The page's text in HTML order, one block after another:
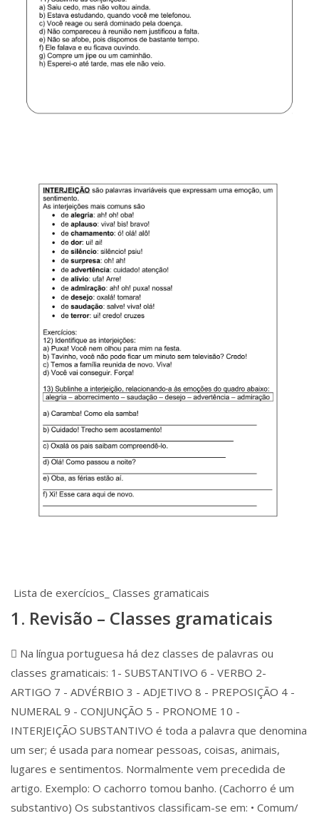
Lista de exercícios_ Classes gramaticais
1. Revisão – Classes gramaticais
 Na língua portuguesa há dez classes de palavras ou
classes gramaticais: 1- SUBSTANTIVO 6 - VERBO 2-
ARTIGO 7 - ADVÉRBIO 3 - ADJETIVO 8 - PREPOSIÇÃO 4 -
NUMERAL 9 - CONJUNÇÃO 5 - PRONOME 10 -
INTERJEIÇÃO SUBSTANTIVO é toda a palavra que denomina
um ser; é usada para nomear pessoas, coisas, animais,
lugares e sentimentos. Normalmente vem precedida de
artigo. Exemplo: O cachorro tomou banho. (Cachorro é um
substantivo) Os substantivos classificam-se em: • Comum/